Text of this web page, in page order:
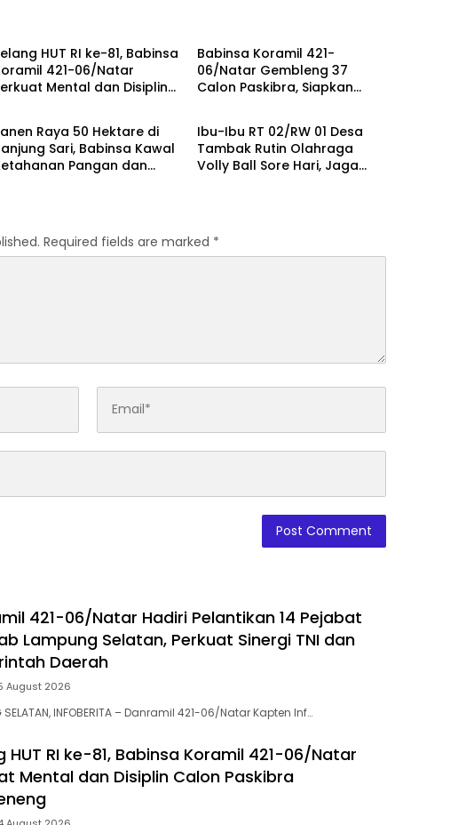
HUT RI ke-81, Babinsa
421-06/Natar
Mental dan Disiplin
Babinsa Koramil 421-
06/Natar Gembleng 37
Calon Paskibra, Siapkan
HUT RI Tingkat Kecamatan
Berita
Raya 50 Hektare di
Sari, Babinsa Kawal
Pangan dan
Berita
Ibu-Ibu RT 02/RW 01 Desa
Tambak Rutin Olahraga
Volly Ball Sore Hari, Jaga
Required fields are marked *
421-06/Natar Hadiri Pelantikan 14 Pejabat
Lampung Selatan, Perkuat Sinergi TNI dan
Daerah
August 2026
SELATAN, INFOBERITA – Danramil 421-06/Natar Kapten Inf…
HUT RI ke-81, Babinsa Koramil 421-06/Natar
Mental dan Disiplin Calon Paskibra